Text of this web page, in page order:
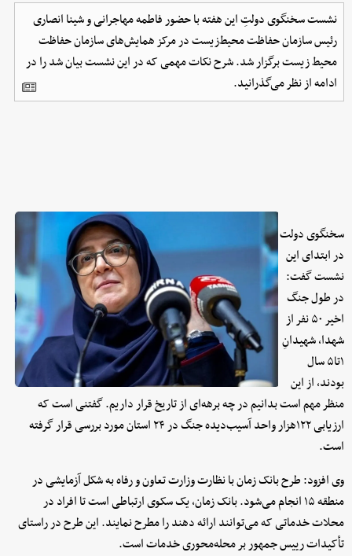
نشست سخنگوی دولتِ این هفته با حضور فاطمه مهاجرانی و شینا انصاری
رئیس سازمان حفاظت محیط‌زیست در مرکز همایش‌های سازمان حفاظت
محیط زیست برگزار شد. شرح نکات مهمی که در این نشست بیان شد را در
ادامه از نظر می‌گذرانید.
سخنگوی دولت
در ابتدای این
نشست گفت:
در طول جنگ
اخیر ۵۰ نفر از
شهدا، شهیدانِ
۱تا۵ سال
بودند، از این
منظر مهم است بدانیم در چه برهه‌ای از تاریخ قرار داریم. گفتنی است که
ارزیابی ۱۲۲هزار واحد آسیب‌دیده جنگ در ۲۴ استان مورد بررسی قرار گرفته
است.
وی افزود: طرح بانک زمان با نظارت وزارت تعاون و رفاه به شکل آزمایشی در
منطقه ۱۵ انجام می‌شود. بانک زمان، یک سکوی ارتباطی است تا افراد در
محلات خدماتی که می‌توانند ارائه دهند را مطرح نمایند. این طرح در راستای
تأکیدات رییس جمهور بر محله‌محوری خدمات است.